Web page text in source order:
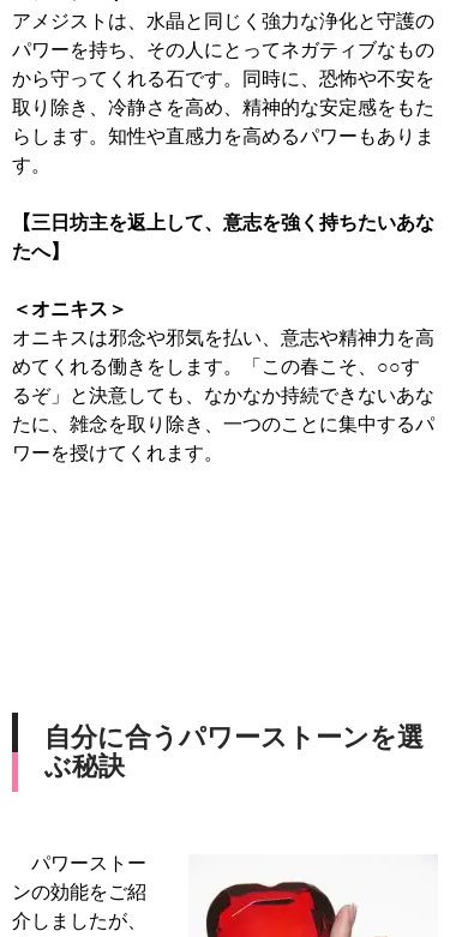
アメジストは、水晶と同じく強力な浄化と守護の
パワーを持ち、その人にとってネガティブなもの
から守ってくれる石です。同時に、恐怖や不安を
取り除き、冷静さを高め、精神的な安定感をもた
らします。知性や直感力を高めるパワーもありま
す。
【三日坊主を返上して、意志を強く持ちたいあな
たへ】
＜オニキス＞
オニキスは邪念や邪気を払い、意志や精神力を高
めてくれる働きをします。「この春こそ、○○す
るぞ」と決意しても、なかなか持続できないあな
たに、雑念を取り除き、一つのことに集中するパ
ワーを授けてくれます。
自分に合うパワーストーンを選
ぶ秘訣
パワーストー
ンの効能をご紹
介しましたが、